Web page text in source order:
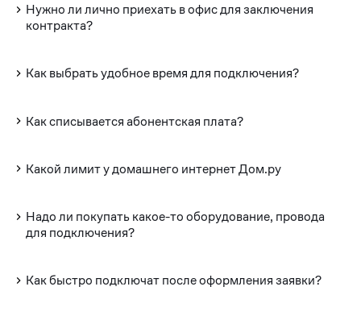
Нужно ли лично приехать в офис для заключения
контракта?
Как выбрать удобное время для подключения?
Как списывается абонентская плата?
Какой лимит у домашнего интернет Дом.ру
Надо ли покупать какое-то оборудование, провода
для подключения?
Как быстро подключат после оформления заявки?